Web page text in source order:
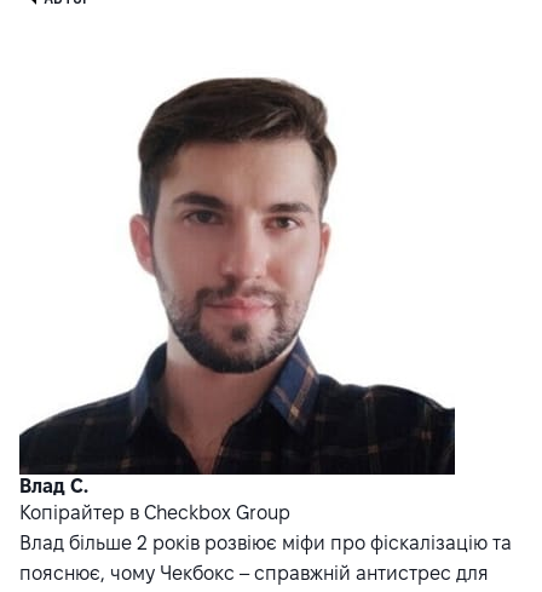
Влад С.
Копірайтер в Checkbox Group
Влад більше 2 років розвіює міфи про фіскалізацію та
пояснює, чому Чекбокс – справжній антистрес для